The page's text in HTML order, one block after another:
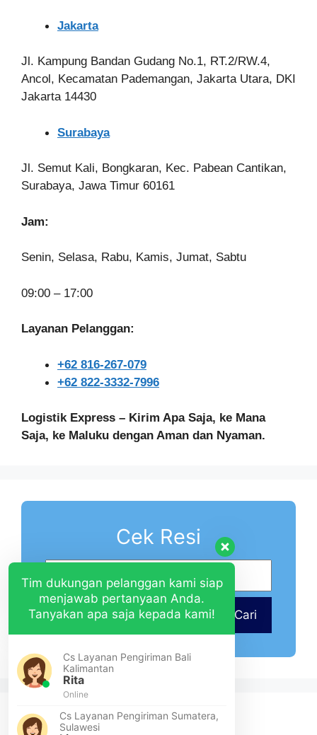
Jakarta
Jl. Kampung Bandan Gudang No.1, RT.2/RW.4,
Ancol, Kecamatan Pademangan, Jakarta Utara, DKI
Jakarta 14430
Surabaya
Jl. Semut Kali, Bongkaran, Kec. Pabean Cantikan,
Surabaya, Jawa Timur 60161
Jam:
Senin, Selasa, Rabu, Kamis, Jumat, Sabtu
09:00 – 17:00
Layanan Pelanggan:
+62 816-267-079
+62 822-3332-7996
Logistik Express – Kirim Apa Saja, ke Mana
Saja, ke Maluku dengan Aman dan Nyaman.
Cek Resi
Cari
Tim dukungan pelanggan kami siap
menjawab pertanyaan Anda.
Tanyakan apa saja kepada kami!
Cs Layanan Pengiriman Bali
Kalimantan
Rita
Online
Cs Layanan Pengiriman Sumatera,
Sulawesi